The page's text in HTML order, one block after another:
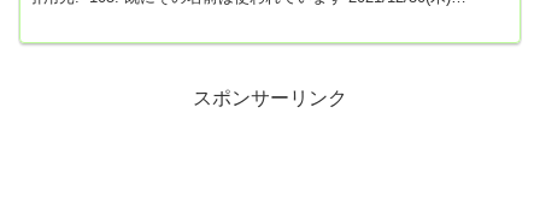
スポンサーリンク